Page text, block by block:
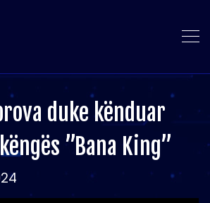
duke kënduar
”Bana King”